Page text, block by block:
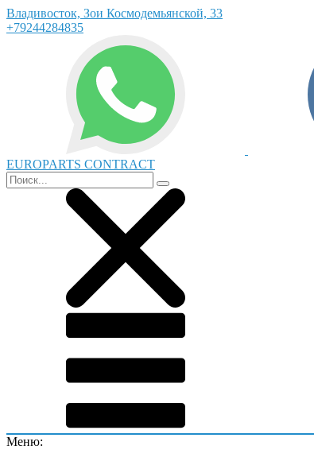
Владивосток, Зои Космодемьянской, 33
+79244284835
EUROPARTS CONTRACT
Меню: